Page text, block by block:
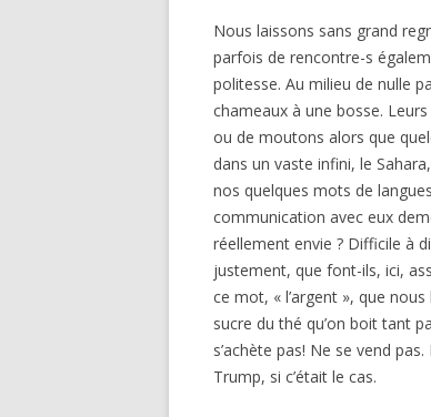
Nous laissons sans grand
parfois de rencontre-s
politesse. Au milieu de nulle
chameaux à une bosse.
ou de moutons alors que
dans un vaste infini, le
nos quelques mots de
communication avec eux
réellement envie ? Difficile à
justement, que font-ils, ici,
ce mot, « l’argent », que
sucre du thé qu’on boit tant
s’achète pas! Ne se vend
Trump, si c’était le cas.